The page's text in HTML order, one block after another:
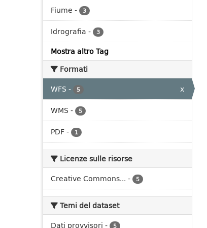
Fiume - 3
Idrografia - 3
Mostra altro Tag
Formati
WFS - 5
x
WMS - 5
PDF- 1
Licenze sulle risorse
Creative Commons... - 5
Temi del dataset
Dati provvisori - 5